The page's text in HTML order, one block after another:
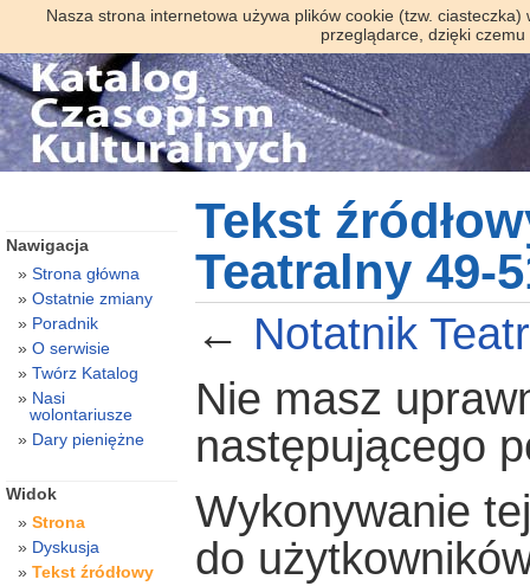
Nasza strona internetowa używa plików cookie (tzw.
przeglądarce, dzięki
Tekst
Teatralny 49-
← Notatnik
Nie masz
następującego
Wykonywanie
do
Nawigacja
Strona główna
Ostatnie zmiany
Poradnik
O serwisie
Twórz Katalog
Nasi
wolontariusze
Dary pieniężne
Widok
Strona
Dyskusja
Tekst źródłowy